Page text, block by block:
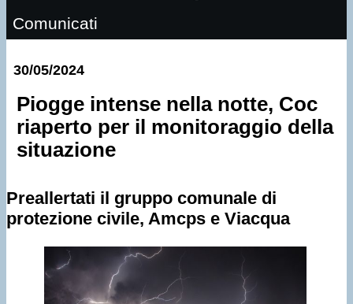
Comunicati
30/05/2024
Piogge intense nella notte, Coc
riaperto per il monitoraggio della
situazione
Preallertati il gruppo comunale di
protezione civile, Amcps e Viacqua